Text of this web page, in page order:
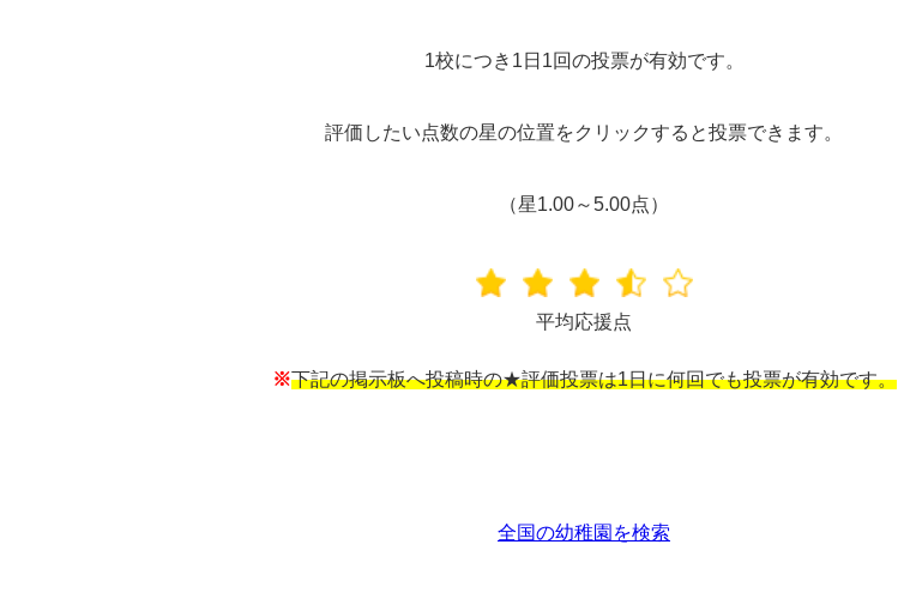
1校につき1日1回の投票が有効です。
評価したい点数の星の位置をクリックすると投票できます。
（星1.00～5.00点）
平均応援点
※下記の掲示板へ投稿時の★評価投票は1日に何回でも投票が有効です。
全国の幼稚園を検索